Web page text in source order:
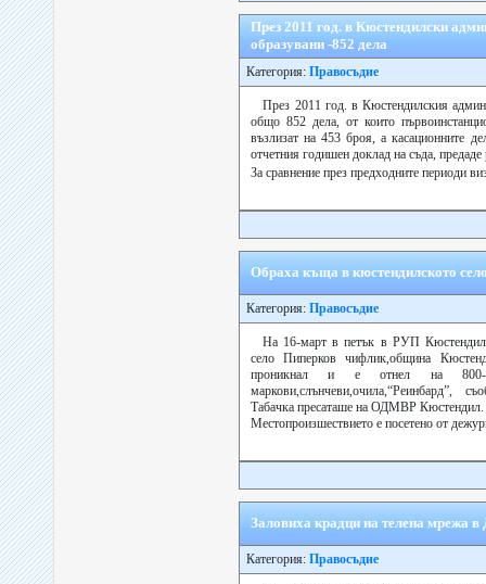
През 2011 год. в Кюстендилски
образувани -852 дела
Категория: Правосъдие
През 2011 год. в Кюстендилския
общо 852 дела, от които
възлизат на 453 броя, а касационните
отчетния годишен доклад на съда, предаде
За сравнение през предходните периоди
Обраха къща в кюстендилското
Категория: Правосъдие
На 16-март в петък в РУП
село Пиперков чифлик,община
проникнал и е отнел на 800-
маркови,слънчеви,очила,“Реинбард”,
Табачка пресаташе на ОДМВР Кюстендил.
Местопроизшествието е посетено от
Заловиха крадци на телена мрежа в
Категория: Правосъдие